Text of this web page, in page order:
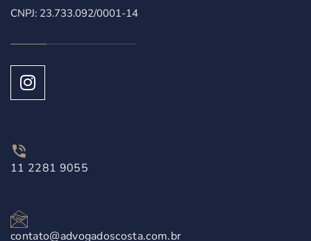
CNPJ: 23.733.092/0001-14
11 2281 9055
contato@advogadoscosta.com.br